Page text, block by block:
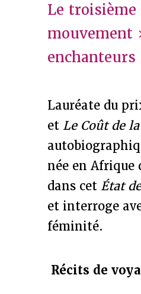
Le
mouvement
enchanteurs
Lauréate du
et Le Coût de
née en Afrique
dans cet État
et interroge
féminité.
Récits de